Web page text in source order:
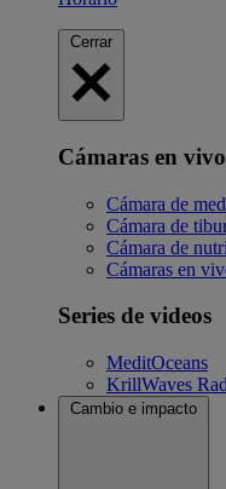
Cerrar
Cámaras en vivo
Cámara de
Cámara de
Cámara de
Cámaras en
Series de videos
MeditOceans
KrillWaves
Cambio e impacto